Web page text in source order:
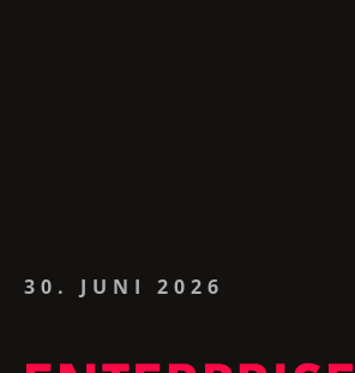
30. JUNI 2026